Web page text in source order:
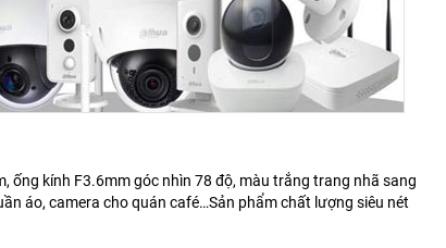
ống kính F3.6mm góc nhìn 78 độ, màu trắng trang nhã sang
áo, camera cho quán café…Sản phẩm chất lượng siêu nét